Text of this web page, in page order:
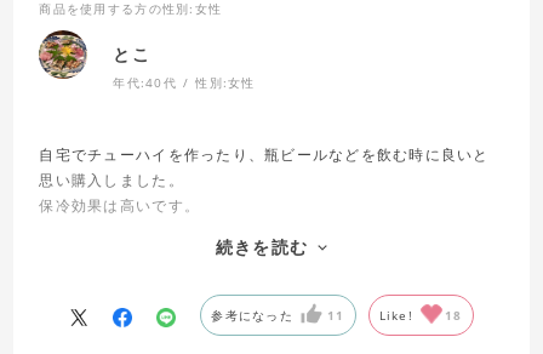
商品を使用する方の性別:女性
とこ
年代:40代 性別:女性
自宅でチューハイを作ったり、瓶ビールなどを飲む時に良いと
思い購入しました。
保冷効果は高いです。
飲んでいますが、満足しています。
ジョッキが少し重いので、小さめの600mlにしましたが、食洗
続きを読む
参考になった 11 Like! 18